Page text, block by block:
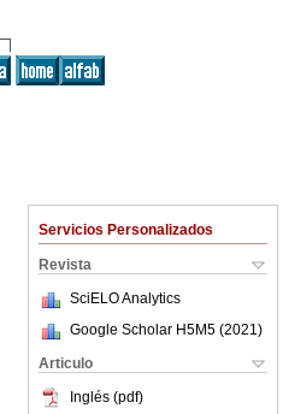
Servicios Personalizados
Revista
SciELO Analytics
Google Scholar H5M5 (2021 )
Articulo
Inglés (pdf)